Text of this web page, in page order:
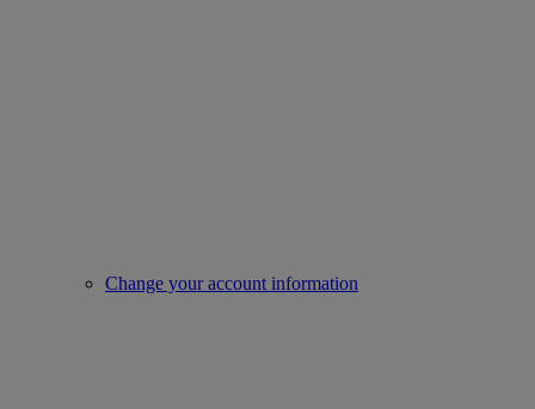
Change your account information